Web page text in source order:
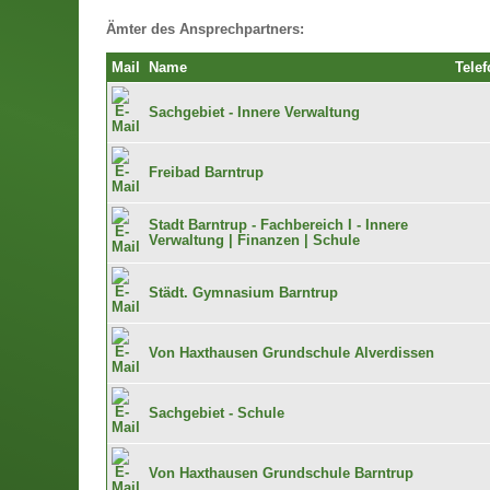
Ämter des Ansprechpartners:
Mail Name
Sachgebiet - Innere Verwaltung
Freibad Barntrup
Stadt Barntrup - Fachbereich I - Innere
Verwaltung | Finanzen | Schule
Städt. Gymnasium Barntrup
Von Haxthausen Grundschule Alverdissen
Sachgebiet - Schule
Von Haxthausen Grundschule Barntrup